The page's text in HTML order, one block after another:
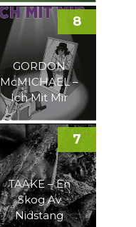
GORDON
McMICHAEL –
Ich Mit Mir
8
TAAKE – En
Skog Av
Nidstang
7